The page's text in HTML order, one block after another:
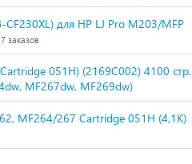
для HP LJ Pro M203/MFP
заказов
051H) (2169C002) 4100 стр.
MF267dw, MF269dw)
MF264/267 Cartridge 051H (4,1K)